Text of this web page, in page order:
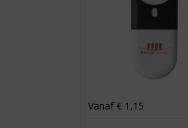
Vanaf € 1,15